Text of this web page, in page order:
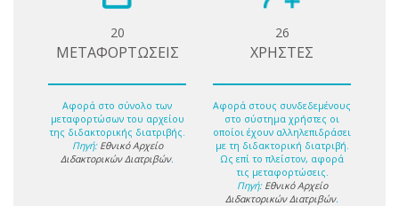
20
ΜΕΤΑΦΟΡΤΩΣΕΙΣ
Αφορά στο σύνολο των
μεταφορτώσων του αρχείου
της διδακτορικής διατριβής.
Πηγή: Εθνικό Αρχείο
Διδακτορικών Διατριβών.
26
ΧΡΗΣΤΕΣ
Αφορά στους συνδεδεμένους
στο σύστημα χρήστες οι
οποίοι έχουν αλληλεπιδράσει
με τη διδακτορική διατριβή.
Ως επί το πλείστον, αφορά
τις μεταφορτώσεις.
Πηγή: Εθνικό Αρχείο
Διδακτορικών Διατριβών.